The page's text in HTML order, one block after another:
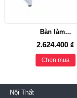
Bàn làm...
2.624.400 ₫
Chọn mua
Nội Thất